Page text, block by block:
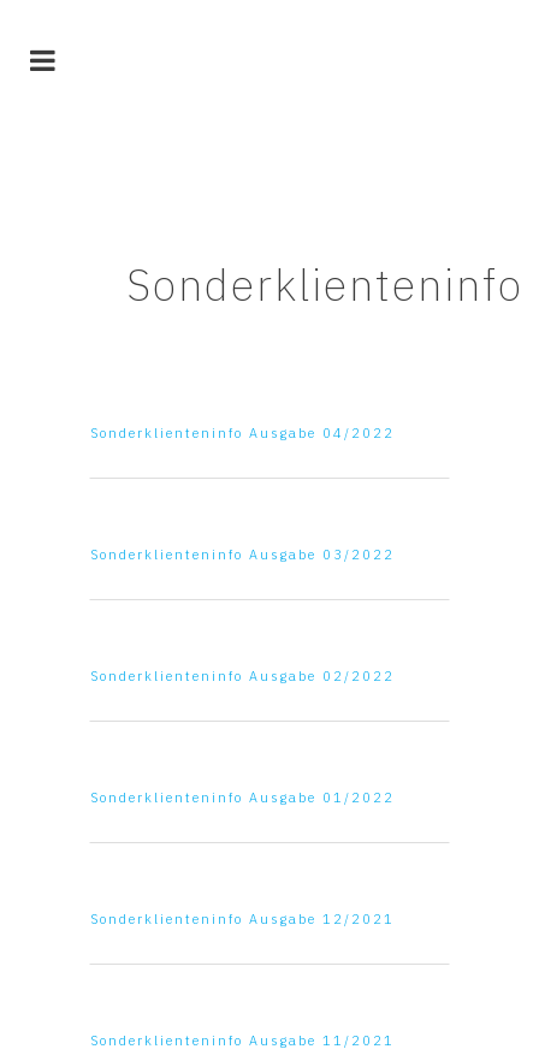
Sonderklienteninfo
Sonderklienteninfo Ausgabe 04/2022
Sonderklienteninfo Ausgabe 03/2022
Sonderklienteninfo Ausgabe 02/2022
Sonderklienteninfo Ausgabe 01/2022
Sonderklienteninfo Ausgabe 12/2021
Sonderklienteninfo Ausgabe 11/2021